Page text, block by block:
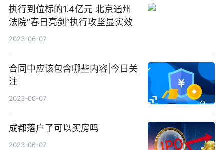
执行到位标的1.4亿元 北京通州
法院“春日亮剑”执行攻坚显实效
2023-06-07
合同中应该包含哪些内容|今日关
注
2023-06-07
成都落户了可以买房吗
2023-06-07